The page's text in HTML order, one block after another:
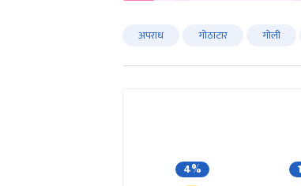
अपराध गोठाटार गोली
4%